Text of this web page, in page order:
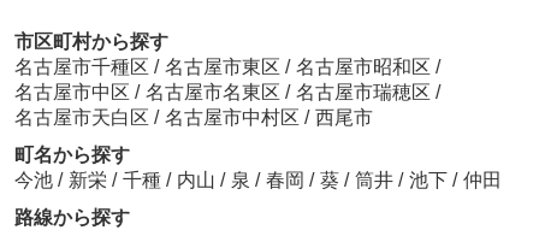
市区町村から探す
名古屋市千種区 / 名古屋市東区 / 名古屋市昭和区 /
名古屋市中区 / 名古屋市名東区 / 名古屋市瑞穂区 /
名古屋市天白区 / 名古屋市中村区 / 西尾市
町名から探す
今池 / 新栄 / 千種 / 内山 / 泉 / 春岡 / 葵 / 筒井 / 池下 / 仲田
路線から探す